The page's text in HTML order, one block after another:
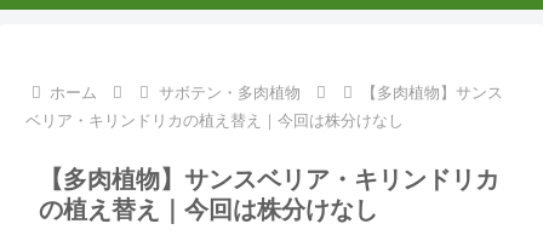
ホーム サボテン・多肉植物
【多肉植物】サンス
ベリア・キリンドリカの植え替え｜今回は株分けなし
【多肉植物】サンスベリア・キリンドリカ
の植え替え｜今回は株分けなし